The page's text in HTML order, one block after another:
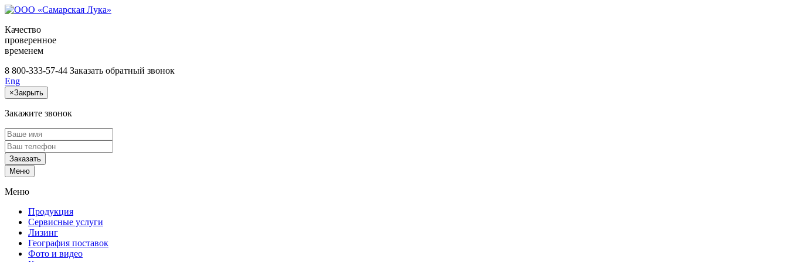
Качество
проверенное
временем
8 800-333-57-44 Заказать обратный звонок
Eng
×Закрыть
Закажите звонок
Заказать
Меню
Меню
Продукция
Сервисные услуги
Лизинг
География поставок
Фото и видео